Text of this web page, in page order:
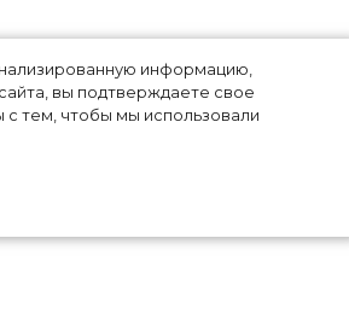
информацию,
вы подтверждаете свое
с тем, чтобы мы использовали